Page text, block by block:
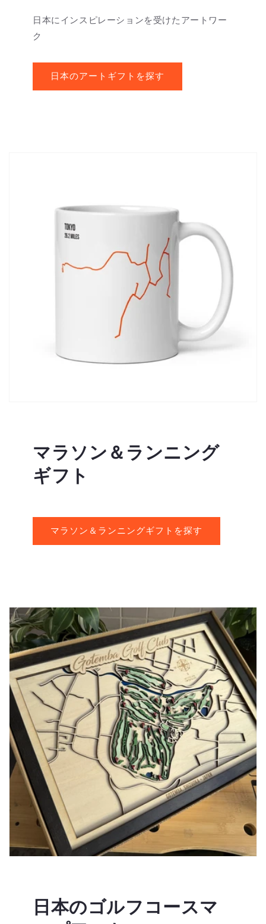
日本にインスピレーションを受けたアートワー
ク
日本のアートギフトを探す
マラソン＆ランニング
ギフト
マラソン＆ランニングギフトを探す
日本のゴルフコースマ